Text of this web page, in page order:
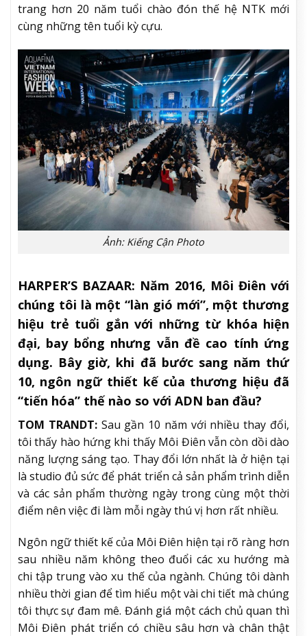
trang hơn 20 năm tuổi chào đón thế hệ NTK mới
cùng những tên tuổi kỳ cựu.
Ảnh: Kiếng Cận Photo
HARPER’S BAZAAR: Năm 2016, Môi Điên với
chúng tôi là một “làn gió mới”, một thương
hiệu trẻ tuổi gắn với những từ khóa hiện
đại, bay bổng nhưng vẫn đề cao tính ứng
dụng. Bây giờ, khi đã bước sang năm thứ
10, ngôn ngữ thiết kế của thương hiệu đã
“tiến hóa” thế nào so với ADN ban đầu?
TOM TRANDT:Sau gần 10 năm với nhiều thay đổi,
tôi thấy hào hứng khi thấy Môi Điên vẫn còn dồi dào
năng lượng sáng tạo. Thay đổi lớn nhất là ở hiện tại
là studio đủ sức để phát triển cả sản phẩm trình diễn
và các sản phẩm thường ngày trong cùng một thời
điểm nên việc đi làm mỗi ngày thú vị hơn rất nhiều.
Ngôn ngữ thiết kế của Môi Điên hiện tại rõ ràng hơn
sau nhiều năm không theo đuổi các xu hướng mà
chi tập trung vào xu thế của ngành. Chúng tôi dành
nhiều thời gian để tìm hiểu một vài chi tiết mà chúng
tôi thực sự đam mê. Đánh giá một cách chủ quan thì
Môi Điên phát triển có chiều sâu hơn và chân thật